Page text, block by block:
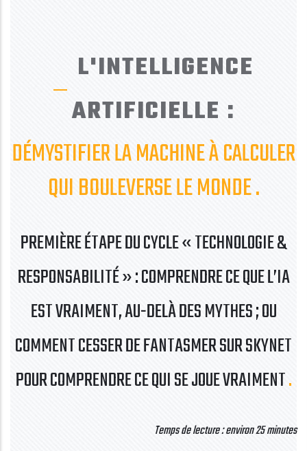
L'INTELLIGENCE
ARTIFICIELLE :
DÉMYSTIFIER LA MACHINE À CALCULER
QUI BOULEVERSE LE MONDE
PREMIÈRE ÉTAPE DU CYCLE « TECHNOLOGIE &
RESPONSABILITÉ » : COMPRENDRE CE QUE L’IA
EST VRAIMENT, AU-DELÀ DES MYTHES ; OU
COMMENT CESSER DE FANTASMER SUR SKYNET
POUR COMPRENDRE CE QUI SE JOUE VRAIMENT
Temps de lecture : environ 25 minutes